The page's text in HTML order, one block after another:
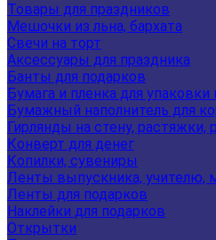
Товары для праздников
Мешочки из льна, бархата
Свечи на торт
Аксессуары для праздника
Банты для подарков
Бумага и пленка для
Бумажный наполнитель для
Гирлянды на стену, растяжки,
Конверт для денег
Копилки, сувениры
Ленты выпускника, учителю,
Ленты для подарков
Наклейки для подарков
Открытки